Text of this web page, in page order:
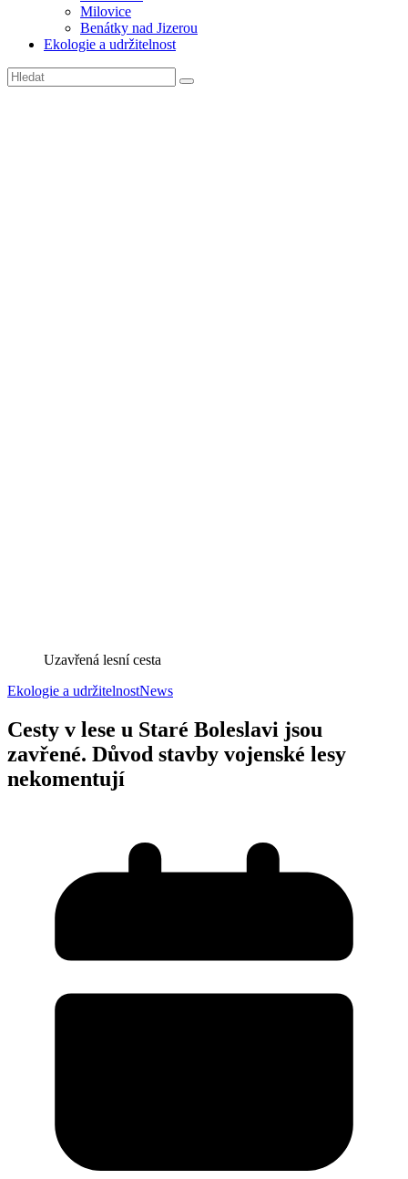
Milovice
Benátky nad Jizerou
Ekologie a udržitelnost
Uzavřená lesní cesta
Ekologie a udržitelnostNews
Cesty v lese u Staré Boleslavi jsou
zavřené. Důvod stavby vojenské lesy
nekomentují